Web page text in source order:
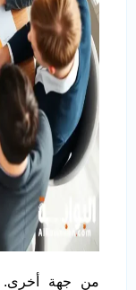
من جهة أخرى.